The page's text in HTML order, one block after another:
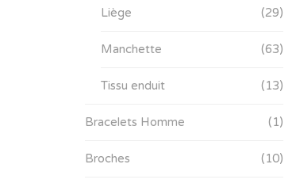
Liège (29)
Manchette (63)
Tissu enduit (13)
Bracelets Homme (1)
Broches (10)